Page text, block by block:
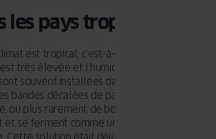
les pays tropicaux
est tropical, c’est-à-dire où la
très élevée et l’humidité très forte, les
souvent installées dans les bâtiments.
bandes décalées de panneaux de verre ou
ou plus rarement de bois ou de métal
et se ferment comme un store lorsqu’on